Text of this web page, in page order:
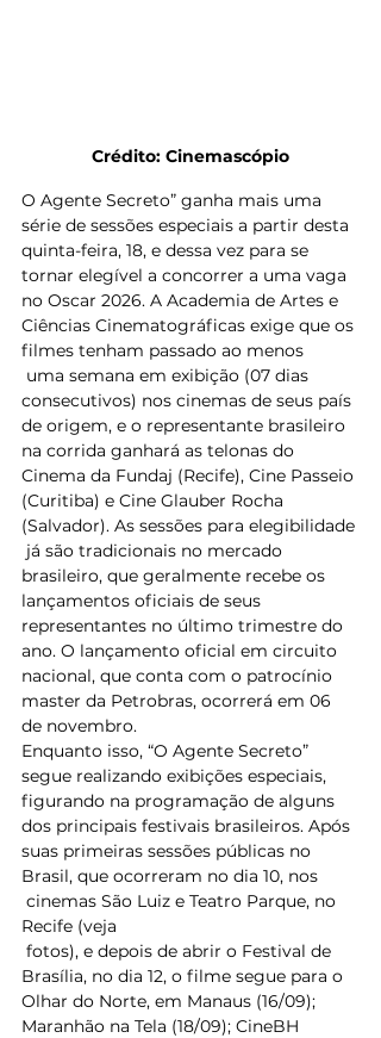
Crédito: Cinemascópio
O Agente Secreto” ganha mais uma
série de sessões especiais a partir desta
quinta-feira, 18, e dessa vez para se
tornar elegível a concorrer a uma vaga
no Oscar 2026. A Academia de Artes e
Ciências Cinematográficas exige que os
filmes tenham passado ao menos
consecutivos) nos cinemas de seus país
de origem, e o representante brasileiro
na corrida ganhará as telonas do
Cinema da Fundaj (Recife), Cine Passeio
(Curitiba) e Cine Glauber Rocha
(Salvador). As sessões para elegibilidade
brasileiro, que geralmente recebe os
lançamentos oficiais de seus
representantes no último trimestre do
ano. O lançamento oficial em circuito
nacional, que conta com o patrocínio
master da Petrobras, ocorrerá em 06
de novembro.
Enquanto isso, “O Agente Secreto”
segue realizando exibições especiais,
figurando na programação de alguns
dos principais festivais brasileiros. Após
suas primeiras sessões públicas no
Brasil, que ocorreram no dia 10, nos
Recife (veja
Brasília, no dia 12, o filme segue para o
Olhar do Norte, em Manaus (16/09);
Maranhão na Tela (18/09); CineBH